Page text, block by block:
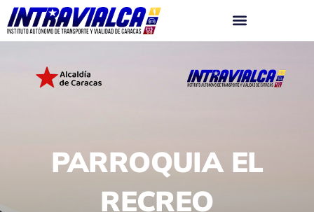
contenido
PARROQUIA EL
RECREO